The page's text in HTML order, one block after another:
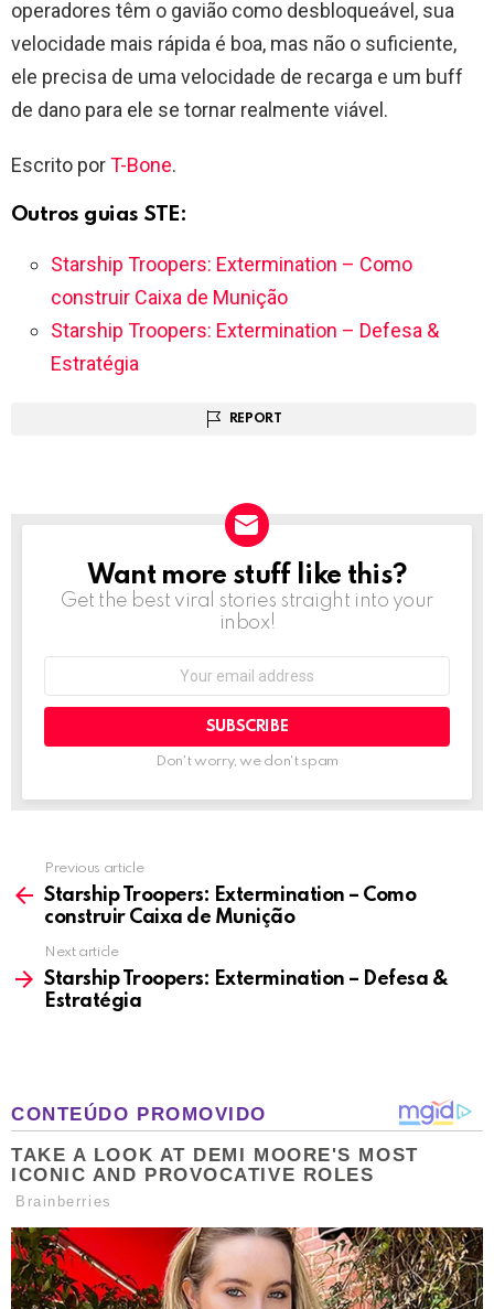
operadores têm o gavião como desbloqueável, sua
velocidade mais rápida é boa, mas não o suficiente,
ele precisa de uma velocidade de recarga e um buff
de dano para ele se tornar realmente viável.
Escrito porT-Bone.
Outros guias STE:
Starship Troopers: Extermination – Como
construir Caixa de Munição
Starship Troopers: Extermination – Defesa &
Estratégia
REPORT
NEWSLETTER
Want more stuff like this?
Get the best viral stories straight into your
inbox!
Don't worry, we don't spam
more
Previous article
Starship Troopers: Extermination – Como
construir Caixa de Munição
Next article
Starship Troopers: Extermination – Defesa &
Estratégia